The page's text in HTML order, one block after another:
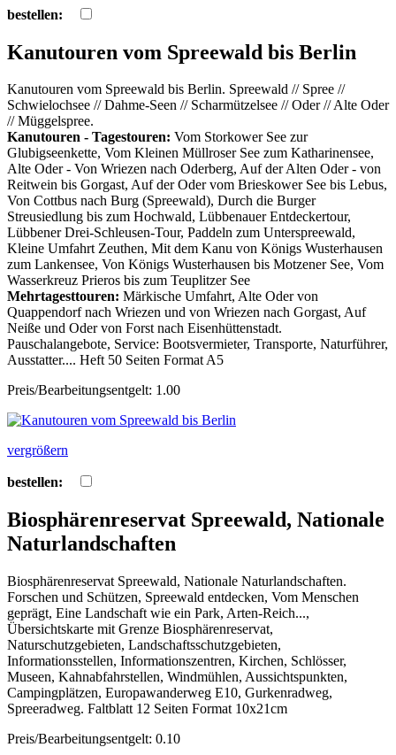
bestellen:
Kanutouren vom Spreewald bis Berlin
Kanutouren vom Spreewald bis Berlin. Spreewald // Spree //
Schwielochsee // Dahme-Seen // Scharmützelsee // Oder // Alte Oder
// Müggelspree.
Kanutouren - Tagestouren: Vom Storkower See zur
Glubigseenkette, Vom Kleinen Müllroser See zum Katharinensee,
Alte Oder - Von Wriezen nach Oderberg, Auf der Alten Oder - von
Reitwein bis Gorgast, Auf der Oder vom Brieskower See bis Lebus,
Von Cottbus nach Burg (Spreewald), Durch die Burger
Streusiedlung bis zum Hochwald, Lübbenauer Entdeckertour,
Lübbener Drei-Schleusen-Tour, Paddeln zum Unterspreewald,
Kleine Umfahrt Zeuthen, Mit dem Kanu von Königs Wusterhausen
zum Lankensee, Von Königs Wusterhausen bis Motzener See, Vom
Wasserkreuz Prieros bis zum Teuplitzer See
Mehrtagesttouren: Märkische Umfahrt, Alte Oder von
Quappendorf nach Wriezen und von Wriezen nach Gorgast, Auf
Neiße und Oder von Forst nach Eisenhüttenstadt.
Pauschalangebote, Service: Bootsvermieter, Transporte, Naturführer,
Ausstatter.... Heft 50 Seiten Format A5
Preis/Bearbeitungsentgelt: 1.00
vergrößern
bestellen:
Biosphärenreservat Spreewald, Nationale
Naturlandschaften
Biosphärenreservat Spreewald, Nationale Naturlandschaften.
Forschen und Schützen, Spreewald entdecken, Vom Menschen
geprägt, Eine Landschaft wie ein Park, Arten-Reich...,
Übersichtskarte mit Grenze Biosphärenreservat,
Naturschutzgebieten, Landschaftsschutzgebieten,
Informationsstellen, Informationszentren, Kirchen, Schlösser,
Museen, Kahnabfahrstellen, Windmühlen, Aussichtspunkten,
Campingplätzen, Europawanderweg E10, Gurkenradweg,
Spreeradweg. Faltblatt 12 Seiten Format 10x21cm
Preis/Bearbeitungsentgelt: 0.10